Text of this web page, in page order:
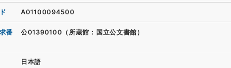
A01100094500
番
公01390100（所蔵館：国立公文書館）
日本語